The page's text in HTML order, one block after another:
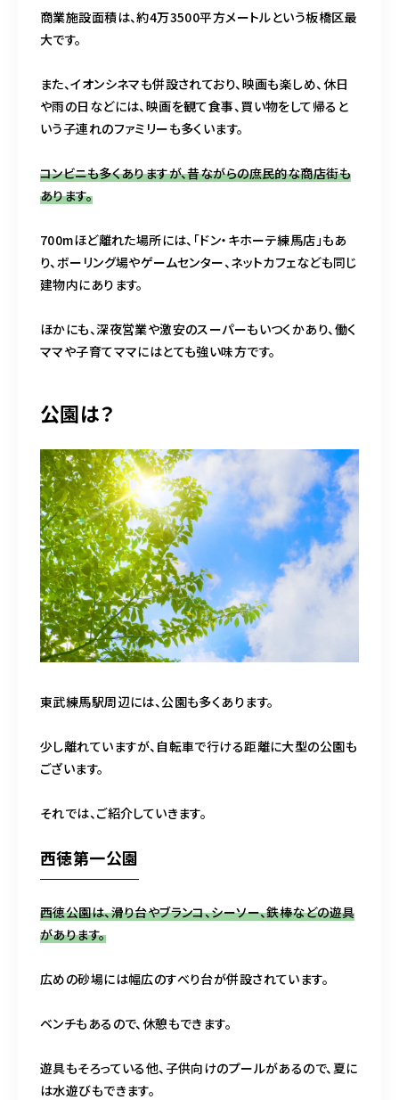
商業施設面積は、約4万3500平方メートルという板橋区最
大です。
また、イオンシネマも併設されており、映画も楽しめ、休日
や雨の日などには、映画を観て食事、買い物をして帰ると
いう子連れのファミリーも多くいます。
コンビニも多くありますが、昔ながらの庶民的な商店街も
あります。
700mほど離れた場所には、「ドン・キホーテ練馬店」もあ
り、ボーリング場やゲームセンター、ネットカフェなども同じ
建物内にあります。
ほかにも、深夜営業や激安のスーパーもいつくかあり、働く
ママや子育てママにはとても強い味方です。
公園は？
東武練馬駅周辺には、公園も多くあります。
少し離れていますが、自転車で行ける距離に大型の公園も
ございます。
それでは、ご紹介していきます。
西徳第一公園
西徳公園は、滑り台やブランコ、シーソー、鉄棒などの遊具
があります。
広めの砂場には幅広のすべり台が併設されています。
ベンチもあるので、休憩もできます。
遊具もそろっている他、子供向けのプールがあるので、夏に
は水遊びもできます。